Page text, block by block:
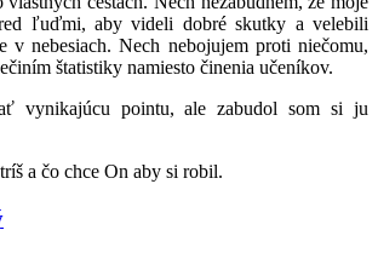
ľuďmi, aby videli dobré skutky a velebili
v nebesiach. Nech nebojujem proti niečomu,
štatistiky namiesto činenia učeníkov.
vynikajúcu pointu, ale zabudol som si ju
a čo chce On aby si robil.